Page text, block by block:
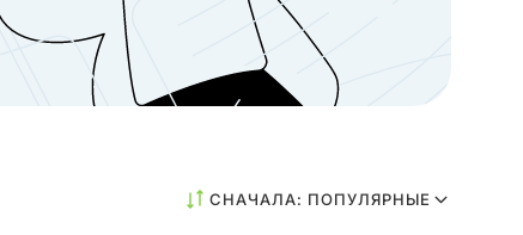
СНАЧАЛА: ПОПУЛЯРНЫЕ